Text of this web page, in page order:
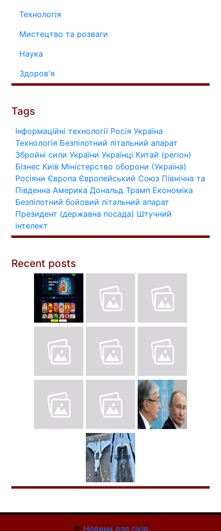
Технологія
Мистецтво та розваги
Наука
Здоров'я
Tags
Інформаційні технології Росія Україна
Технологія Безпілотний літальний апарат
Збройні сили України Українці Китай (регіон)
Бізнес Київ Міністерство оборони (Україна)
Росіяни Європа Європейський Союз Північна та
Південна Америка Дональд Трамп Економіка
Безпілотний бойовий літальний апарат
Президент (державна посада) Штучний
інтелект
Recent posts
© Новини для гіків